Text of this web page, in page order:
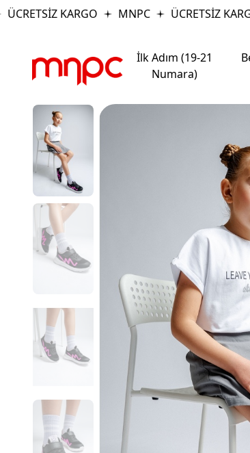
KARGO MNPC ÜCRETSİZ KARGO
İlk Adım (19-21
Numara)